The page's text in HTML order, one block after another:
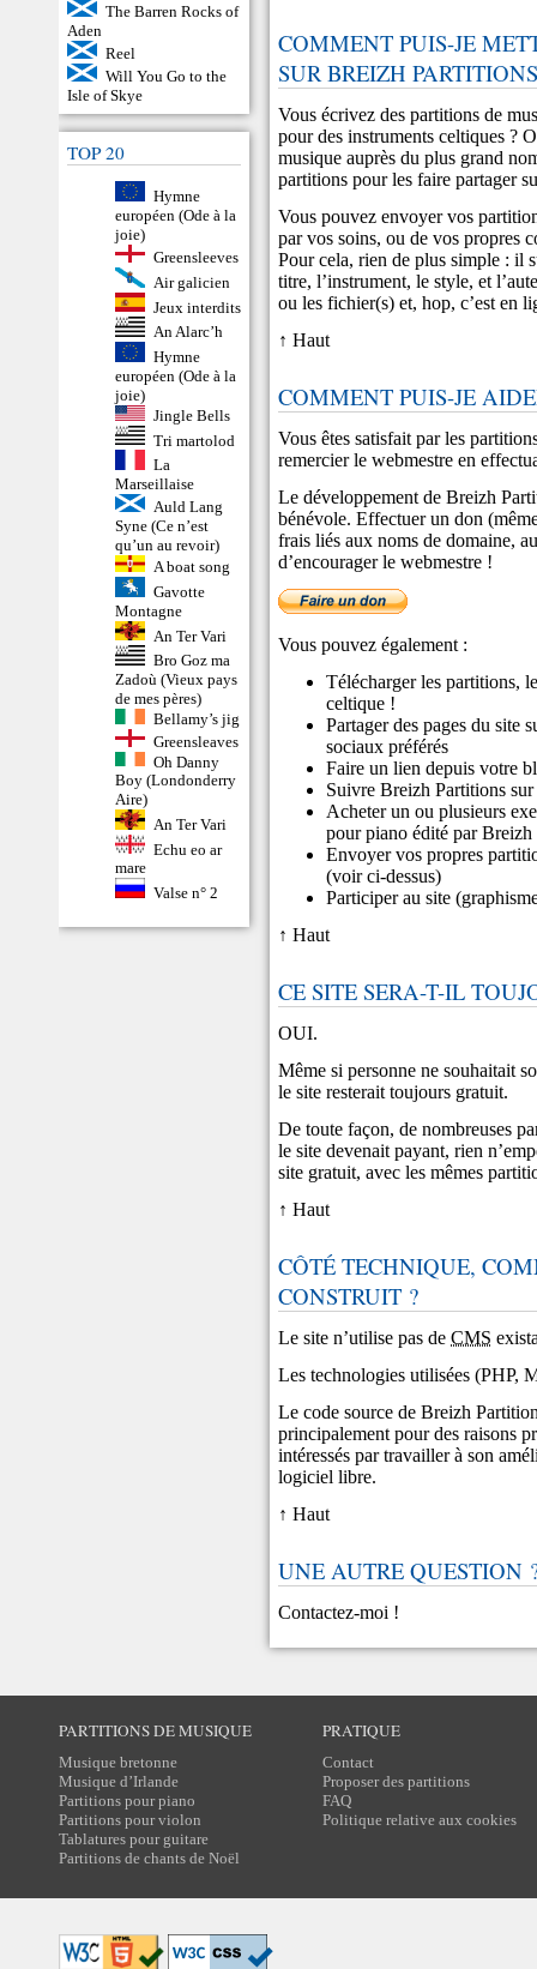
The Barren Rocks of
Aden
Reel
Will You Go to the
Isle of Skye
TOP 20
Hymne
européen (Ode à la
joie)
Greensleeves
Air galicien
Jeux interdits
An Alarc’h
Hymne
européen (Ode à la
joie)
Jingle Bells
Tri martolod
La
Marseillaise
Auld Lang
Syne (Ce n’est
qu’un au revoir)
A boat song
Gavotte
Montagne
An Ter Vari
Bro Goz ma
Zadoù (Vieux pays
de mes pères)
Bellamy’s jig
Greensleaves
Oh Danny
Boy (Londonderry
Aire)
An Ter Vari
Echu eo ar
mare
Valse n° 2
COMMENT PUIS-JE
SUR BREIZH
Vous écrivez des partitions de
pour des instruments celtiques ?
musique auprès du plus grand
partitions pour les faire partager
Vous pouvez envoyer vos
par vos soins, ou de vos propres
Pour cela, rien de plus simple : il
titre, l’instrument, le style, et
ou les fichier(s) et, hop, c’est en
↑ Haut
COMMENT PUIS-JE
Vous êtes satisfait par les
remercier le webmestre en
Le développement de Breizh
bénévole. Effectuer un don
frais liés aux noms de domaine,
d’encourager le webmestre !
Vous pouvez également :
Télécharger les partitions,
celtique !
Partager des pages du site
sociaux préférés
Faire un lien depuis votre
SuivreBreizh Partitions
Acheter un ou plusieurs
pour piano édité par Breizh
Envoyer vos propres
(voirci-dessus)
Participer au site
↑ Haut
CE SITE SERA-T-IL
OUI.
Même si personne ne souhaitait
le site resterait toujours gratuit.
De toute façon, de nombreuses
le site devenait payant, rien
site gratuit, avec les mêmes
↑ Haut
CÔTÉ TECHNIQUE,
CONSTRUIT ?
Le site n’utilise pas deCMS
Les technologies utilisées (PHP,
Le code source de Breizh
principalement pour des raisons
intéressés par travailler à son
logiciel libre.
↑ Haut
UNE AUTRE QUESTION
Contactez-moi !
PARTITIONS DE MUSIQUE
Musique bretonne
Musique d’Irlande
Partitions pour piano
Partitions pour violon
Tablatures pour guitare
Partitions de chants de Noël
PRATIQUE
Contact
Proposer des partitions
FAQ
Politique relative aux cookies